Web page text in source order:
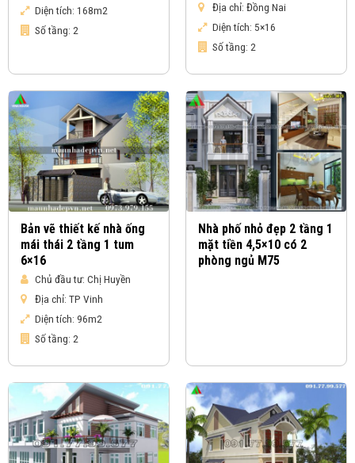
Diện tích: 168m2
Số tầng: 2
Địa chỉ: Đồng Nai
Diện tích: 5×16
Số tầng: 2
Bản vẽ thiết kế nhà ống
mái thái 2 tầng 1 tum
6×16
Chủ đầu tư: Chị Huyền
Địa chỉ: TP Vinh
Diện tích: 96m2
Số tầng: 2
Nhà phố nhỏ đẹp 2 tầng 1
mặt tiền 4,5×10 có 2
phòng ngủ M75